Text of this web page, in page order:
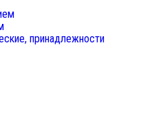
принадлежности